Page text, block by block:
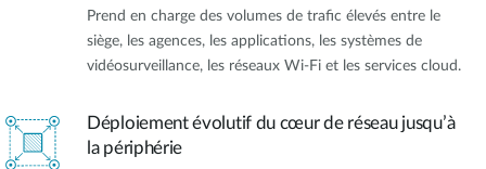
Prend en charge des volumes de trafic élevés entre le
siège, les agences, les applications, les systèmes de
vidéosurveillance, les réseaux Wi‑Fi et les services cloud.
Déploiement évolutif du cœur de réseau jusqu’à
la périphérie